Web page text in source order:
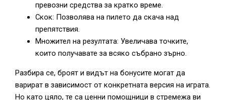
превозни средства за кратко време.
Скок: Позволява на пилето да скача над
препятствия.
Множител на резултата: Увеличава точките,
които получавате за всяко събрано зърно.
Разбира се, броят и видът на бонусите могат да
варират в зависимост от конкретната версия на играта.
Но като цяло, те са ценни помощници в стремежа ви